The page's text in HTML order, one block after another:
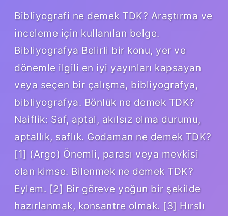
Bibliyografi ne demek TDK? Araştırma ve
inceleme için kullanılan belge.
Bibliyografya Belirli bir konu, yer ve
dönemle ilgili en iyi yayınları kapsayan
veya seçen bir çalışma, bibliyografya,
bibliyografya. Bönlük ne demek TDK?
Naiflik: Saf, aptal, akılsız olma durumu,
aptallık, saflık. Godaman ne demek TDK?
[1] (Argo) Önemli, parası veya mevkisi
olan kimse. Bilenmek ne demek TDK?
Eylem. [2] Bir göreve yoğun bir şekilde
hazırlanmak, konsantre olmak. [3] Hırslı